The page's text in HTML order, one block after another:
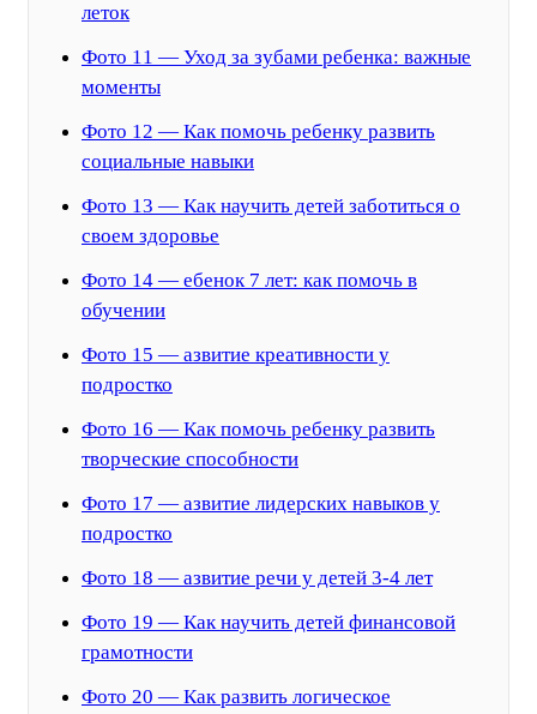
леток
Фото 11 — Уход за зубами ребенка: важные
моменты
Фото 12 — Как помочь ребенку развить
социальные навыки
Фото 13 — Как научить детей заботиться о
своем здоровье
Фото 14 — ебенок 7 лет: как помочь в
обучении
Фото 15 — азвитие креативности у
подростко
Фото 16 — Как помочь ребенку развить
творческие способности
Фото 17 — азвитие лидерских навыков у
подростко
Фото 18 — азвитие речи у детей 3-4 лет
Фото 19 — Как научить детей финансовой
грамотности
Фото 20 — Как развить логическое